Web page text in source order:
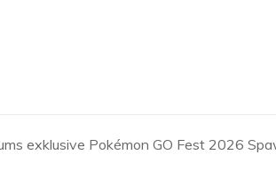
exklusive Pokémon GO Fest 2026